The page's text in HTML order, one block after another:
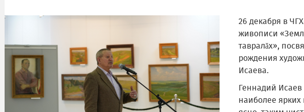
26 декабря в
живописи
тавралăх»,
рождения
Исаева.
Геннадий
наиболее ярких